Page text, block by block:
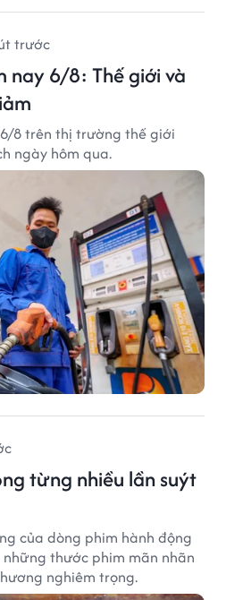
trước
nay 6/8: Thế giới và
8 trên thị trường thế giới
ngày hôm qua.
từng nhiều lần suýt
của dòng phim hành động
thước phim mãn nhãn
nghiêm trọng.